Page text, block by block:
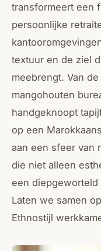
transformeert een
persoonlijke
textuur en de ziel
meebrengt. Van
mangohouten
handgeknoopt
op een
aan een sfeer van
die niet alleen
een
Laten we samen
Ethnostijl